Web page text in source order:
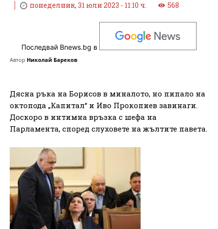
понеделник, 31 юли 2023 - 11:10 ч. 568
Последвай Bnews.bg в
Автор Николай Бареков
Дясна ръка на Борисов в миналото, но пипало на
октопода „Капитал“ и Иво Прокопиев завинаги.
Доскоро в интимна връзка с шефа на
Парламента, според слуховете на жълтите павета.